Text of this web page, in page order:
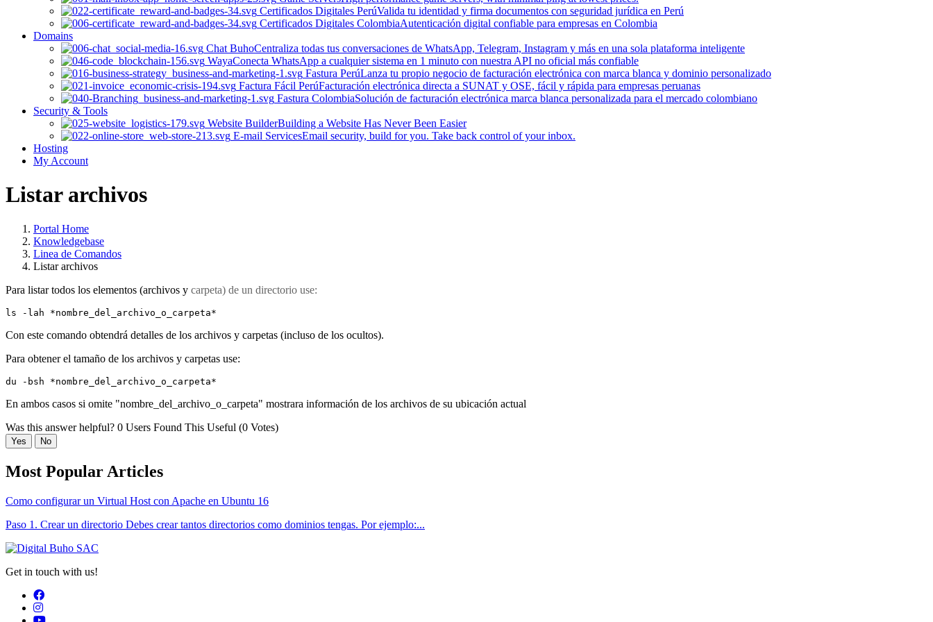
Certificados Digitales PerúValida tu identidad y firma documentos con seguridad jurídica en Perú
Certificados Digitales ColombiaAutenticación digital confiable para empresas en Colombia
Domains
Chat BuhoCentraliza todas tus conversaciones de WhatsApp, Telegram, Instagram y más en una sola plataforma inteligente
WayaConecta WhatsApp a cualquier sistema en 1 minuto con nuestra API no oficial más confiable
Fastura PerúLanza tu propio negocio de facturación electrónica con marca blanca y dominio personalizado
Factura Fácil PerúFacturación electrónica directa a SUNAT y OSE, fácil y rápida para empresas peruanas
Fastura ColombiaSolución de facturación electrónica marca blanca personalizada para el mercado colombiano
Security & Tools
Website BuilderBuilding a Website Has Never Been Easier
E-mail ServicesEmail security, build for you. Take back control of your inbox.
Hosting
My Account
Listar archivos
Portal Home
Knowledgebase
Linea de Comandos
Listar archivos
Para listar todos los elementos (archivos y carpeta) de un directorio use:
ls -lah *nombre_del_archivo_o_carpeta*
Con este comando obtendrá detalles de los archivos y carpetas (incluso de los ocultos).
Para obtener el tamaño de los archivos y carpetas use:
du -bsh *nombre_del_archivo_o_carpeta*
En ambos casos si omite "nombre_del_archivo_o_carpeta" mostrara información de los archivos de su ubicación actual
Was this answer helpful? 0 Users Found This Useful (0 Votes)
Yes No
Most Popular Articles
Como configurar un Virtual Host con Apache en Ubuntu 16
Paso 1. Crear un directorio Debes crear tantos directorios como dominios tengas. Por ejemplo:...
Get in touch with us!